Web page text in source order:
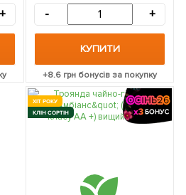
+ - +
КУПИТИ
+8.6 грн бонусів за покупку
ХІТ РОКУ
КЛІН СОРТІН